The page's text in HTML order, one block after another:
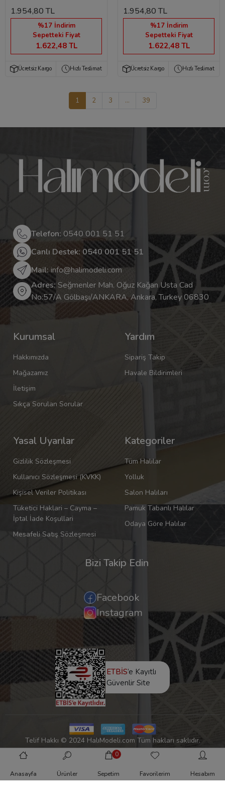
1.954,80 TL
%17 İndirim
Sepetteki Fiyat
1.622,48 TL
Ücretsiz Kargo Hızlı Teslimat
1.954,80 TL
%17 İndirim
Sepetteki Fiyat
1.622,48 TL
Ücretsiz Kargo Hızlı Teslimat
1 2 3 ... 39
Telefon: 0540 001 51 51
Canlı Destek: 0540 001 51 51
Mail:info@halimodeli.com
Adres: Seğmenler Mah. Oğuz Kağan Usta Cad
No:57/A Gölbaşı/ANKARA, Ankara, Turkey 06830
Kurumsal
Hakkımızda
Mağazamız
İletişim
Sıkça Sorulan Sorular
Yardım
Sipariş Takip
Havale Bildirimleri
Yasal Uyarılar
Gizlilik Sözleşmesi
Kullanıcı Sözleşmesi (KVKK)
Kişisel Veriler Politikası
Tüketici Haklari – Cayma –
İptal İade Koşullari
Mesafeli Satış Sözleşmesi
Kategoriler
Tüm Halılar
Yolluk
Salon Halıları
Pamuk Tabanlı Halılar
Odaya Göre Halılar
Bizi Takip Edin
Facebook
Instagram
ETBİS’e Kayıtlı
Güvenlir Site
Telif Hakkı © 2024 HalıModeli.com Tüm hakları saklıdır.
Anasayfa Ürünler Sepetim
0
Favorilerim Hesabım